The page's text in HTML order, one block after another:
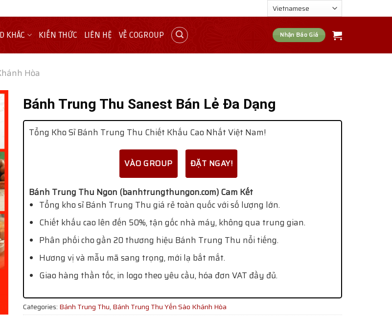
KHÁC KIẾN THỨC LIÊN HỆ VỀ COGROUP Nhận Báo Giá
Hòa
Bánh Trung Thu Sanest Bán Lẻ Đa Dạng
Tổng Kho Sỉ Bánh Trung Thu Chiết Khấu Cao Nhất Việt Nam!
VÀO GROUP ĐẶT NGAY!
Bánh Trung Thu Ngon (banhtrungthungon.com) Cam Kết
Tổng kho sỉ Bánh Trung Thu giá rẻ toàn quốc với số lượng lớn.
Chiết khấu cao lên đến 50%, tận gốc nhà máy, không qua trung gian.
Phân phối cho gần 20 thương hiệu Bánh Trung Thu nổi tiếng.
Hương vị và mẫu mã sang trọng, mới lạ bắt mắt.
Giao hàng thần tốc, in logo theo yêu cầu, hóa đơn VAT đầy đủ.
Categories: Bánh Trung Thu, Bánh Trung Thu Yến Sào Khánh Hòa